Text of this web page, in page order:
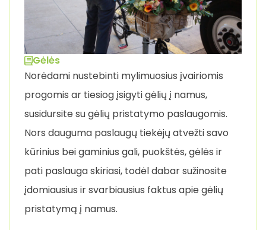
Gėlės
Norėdami nustebinti mylimuosius įvairiomis
progomis ar tiesiog įsigyti gėlių į namus,
susidursite su gėlių pristatymo paslaugomis.
Nors dauguma paslaugų tiekėjų atvežti savo
kūrinius bei gaminius gali, puokštės, gėlės ir
pati paslauga skiriasi, todėl dabar sužinosite
įdomiausius ir svarbiausius faktus apie gėlių
pristatymą į namus.